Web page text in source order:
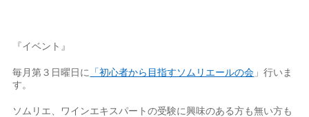
『イベント』
毎月第３日曜日に 「初心者から目指すソムリエールの会 」行いま
す。
ソムリエ、ワインエキスパートの受験に興味のある方も無い方も